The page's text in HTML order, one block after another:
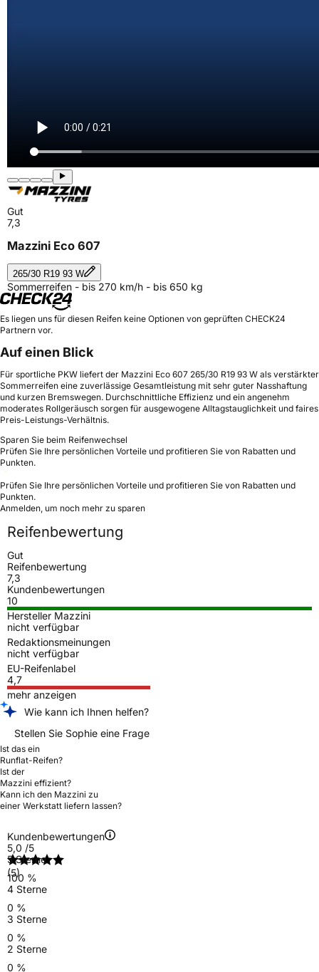
Gut
7,3
Mazzini Eco 607
265/30 R19 93 W
Sommerreifen - bis 270 km/h - bis 650 kg
Es liegen uns für diesen Reifen keine Optionen von geprüften CHECK24
Partnern vor.
Auf einen Blick
Für sportliche PKW liefert der Mazzini Eco 607 265/30 R19 93 W als verstärkter
Sommerreifen eine zuverlässige Gesamtleistung mit sehr guter Nasshaftung
und kurzen Bremswegen. Durchschnittliche Effizienz und ein angenehm
moderates Rollgeräusch sorgen für ausgewogene Alltagstauglichkeit und faires
Preis-Leistungs-Verhältnis.
Sparen Sie beim Reifenwechsel
Prüfen Sie Ihre persönlichen Vorteile und profitieren Sie von Rabatten und
Punkten.
Prüfen Sie Ihre persönlichen Vorteile und profitieren Sie von Rabatten und
Punkten.
Anmelden, um noch mehr zu sparen
Reifenbewertung
Gut
Reifenbewertung
7,3
Kundenbewertungen
10
Hersteller Mazzini
nicht verfügbar
Redaktionsmeinungen
nicht verfügbar
EU-Reifenlabel
4,7
mehr anzeigen
Wie kann ich Ihnen helfen?
Stellen Sie Sophie eine Frage
Ist das ein
Runflat-Reifen?
Ist der
Mazzini effizient?
Kann ich den Mazzini zu
einer Werkstatt liefern lassen?
Kundenbewertungen
5,0 /5
(5)
5 Sterne
100 %
4 Sterne
0 %
3 Sterne
0 %
2 Sterne
0 %